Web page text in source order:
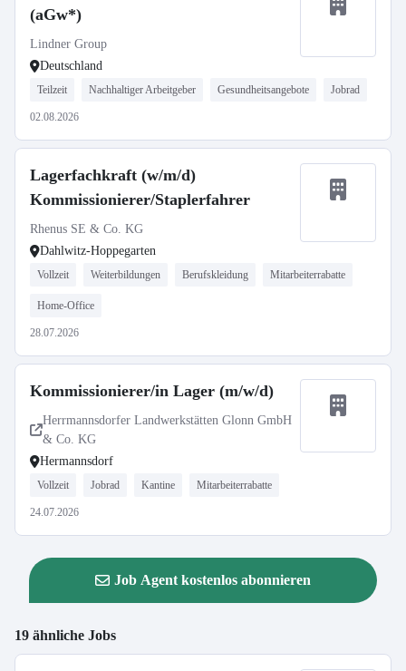
(aGw*)
Lindner Group
Deutschland
Teilzeit Nachhaltiger Arbeitgeber Gesundheitsangebote Jobrad
02.08.2026
Lagerfachkraft (w/m/d)
Kommissionierer/Staplerfahrer
Rhenus SE & Co. KG
Dahlwitz-Hoppegarten
Vollzeit Weiterbildungen Berufskleidung Mitarbeiterrabatte
Home-Office
28.07.2026
Kommissionierer/in Lager (m/w/d)
Herrmannsdorfer Landwerkstätten Glonn GmbH
& Co. KG
Hermannsdorf
Vollzeit Jobrad Kantine Mitarbeiterrabatte
24.07.2026
Job Agent kostenlos abonnieren
19 ähnliche Jobs